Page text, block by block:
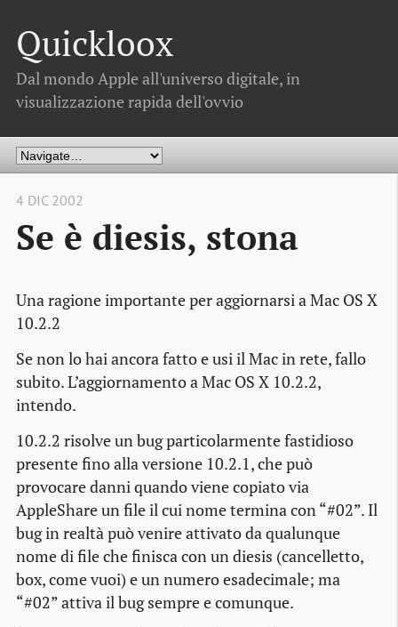
Quickloox
Dal mondo Apple all'universo digitale, in
visualizzazione rapida dell'ovvio
4 DIC 2002
Se è diesis, stona
Una ragione importante per aggiornarsi a Mac OS X
10.2.2
Se non lo hai ancora fatto e usi il Mac in rete, fallo
subito. L’aggiornamento a Mac OS X 10.2.2,
intendo.
10.2.2 risolve un bug particolarmente fastidioso
presente fino alla versione 10.2.1, che può
provocare danni quando viene copiato via
AppleShare un file il cui nome termina con “#02”. Il
bug in realtà può venire attivato da qualunque
nome di file che finisca con un diesis (cancelletto,
box, come vuoi) e un numero esadecimale; ma
“#02” attiva il bug sempre e comunque.